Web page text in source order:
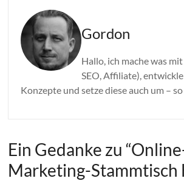
Gordon
Hallo, ich mache was
SEO, Affiliate),
Konzepte und setze diese auch um – so
Ein Gedanke zu “
Marketing-Stammtisch